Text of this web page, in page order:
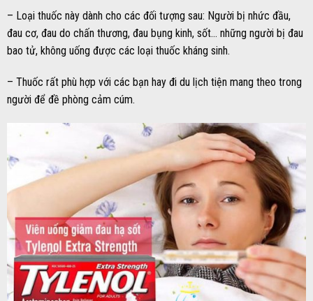
– Loại thuốc này dành cho các đối tượng sau: Người bị nhức đầu,
đau cơ, đau do chấn thương, đau bụng kinh, sốt… những người bị đau
bao tử, không uống được các loại thuốc kháng sinh.
– Thuốc rất phù hợp với các bạn hay đi du lịch tiện mang theo trong
người để đề phòng cảm cúm.